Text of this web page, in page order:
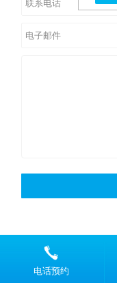
电话预约